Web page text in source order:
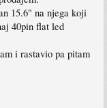
15.6" na njega koji
40pin flat led
i rastavio pa pitam